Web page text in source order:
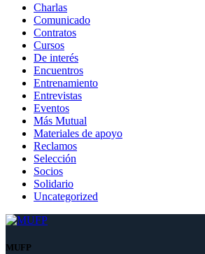
Charlas
Comunicado
Contratos
Cursos
De interés
Encuentros
Entrenamiento
Entrevistas
Eventos
Más Mutual
Materiales de apoyo
Reclamos
Selección
Socios
Solidario
Uncategorized
MUFP